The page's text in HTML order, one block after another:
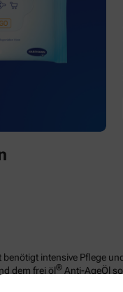
intensive Pflege
dem frei öl® Anti-AgeÖl